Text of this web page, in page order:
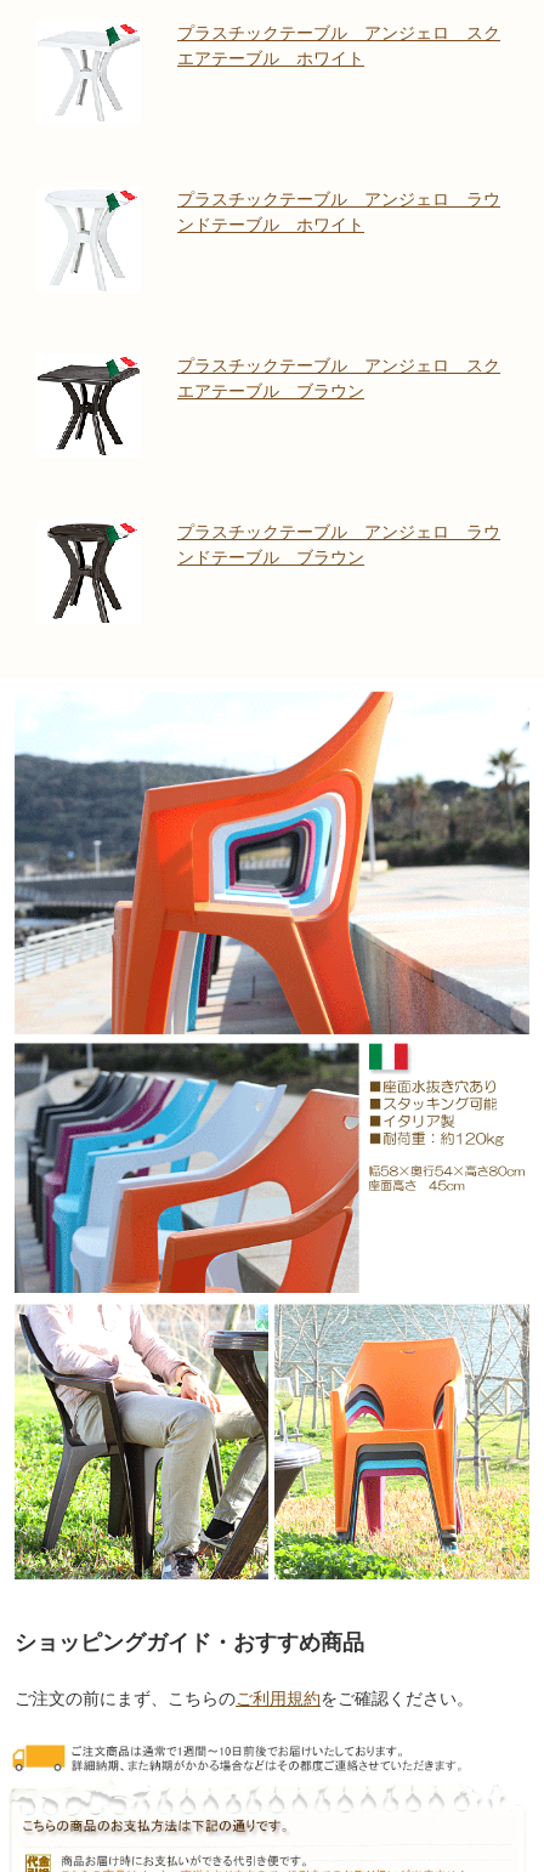
プラスチックテーブル アンジェロ スク
エアテーブル ホワイト
プラスチックテーブル アンジェロ ラウ
ンドテーブル ホワイト
プラスチックテーブル アンジェロ スク
エアテーブル ブラウン
プラスチックテーブル アンジェロ ラウ
ンドテーブル ブラウン
ショッピングガイド・おすすめ商品
ご注文の前にまず、こちらのご利用規約をご確認ください。